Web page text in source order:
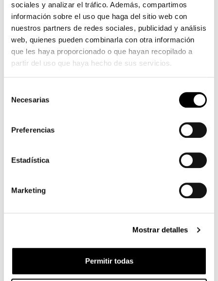
sociales y analizar el tráfico. Además, compartimos
información sobre el uso que haga del sitio web con
nuestros partners de redes sociales, publicidad y análisis
web, quienes pueden combinarla con otra información
que les haya proporcionado o que hayan recopilado a
partir del uso que haya hecho de sus servicios.
Necesarias
Preferencias
Estadística
Marketing
Mostrar detalles
Permitir todas
forme
rousse